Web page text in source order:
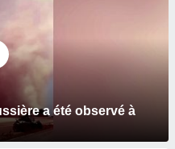
a été observé à